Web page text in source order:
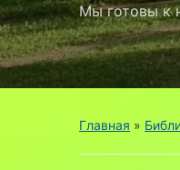
Мы готовы к
Главная »